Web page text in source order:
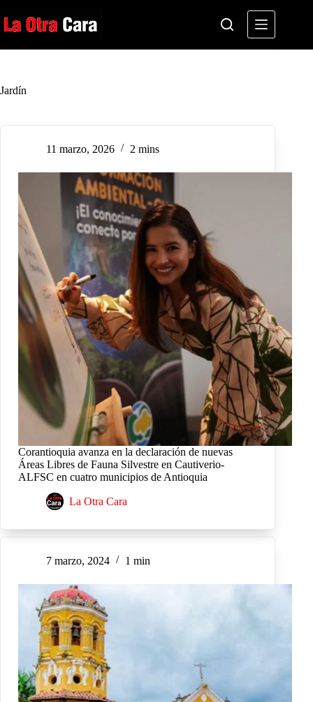
al
contenido
Jardín
11 marzo, 2026 2 mins
Corantioquia avanza en la declaración de nuevas
Áreas Libres de Fauna Silvestre en Cautiverio-
ALFSC en cuatro municipios de Antioquia
La Otra Cara
7 marzo, 2024 1 min